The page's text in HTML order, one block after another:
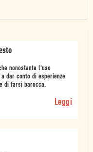
nonostante l'uso
dar conto di esperienze
di farsi barocca.
Leggi